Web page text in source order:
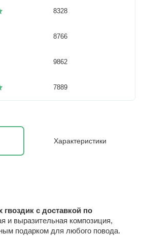
8328
8766
9862
7889
Характеристики
гвоздик с доставкой по
и выразительная композиция,
подарком для любого повода.